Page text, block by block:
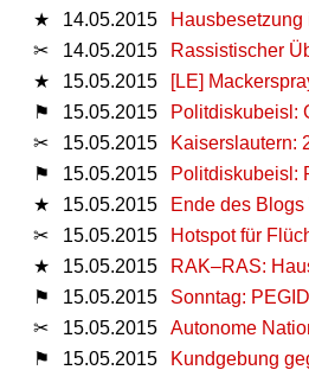
★
14.05.2015
✂
14.05.2015
Rassistischer
★
15.05.2015
[LE]
⚑
15.05.2015
Politdiskubeisl:
✂
15.05.2015
Kaiserslautern:
⚑
15.05.2015
Politdiskubeisl:
★
15.05.2015
Ende des
✂
15.05.2015
Hotspot für
★
15.05.2015
RAK–RAS:
⚑
15.05.2015
Sonntag:
✂
15.05.2015
Autonome
⚑
15.05.2015
Kundgebung